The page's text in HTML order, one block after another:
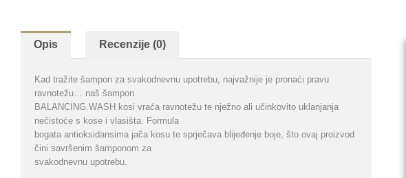
Opis Recenzije (0)
Kad tražite šampon za svakodnevnu upotrebu, najvažnije je pronaći pravu
ravnotežu… naš šampon
BALANCING.WASH kosi vraća ravnotežu te nježno ali učinkovito uklanjanja
nečistoće s kose i vlasišta. Formula
bogata antioksidansima jača kosu te sprječava blijeđenje boje, što ovaj proizvod
čini savršenim šamponom za
svakodnevnu upotrebu.